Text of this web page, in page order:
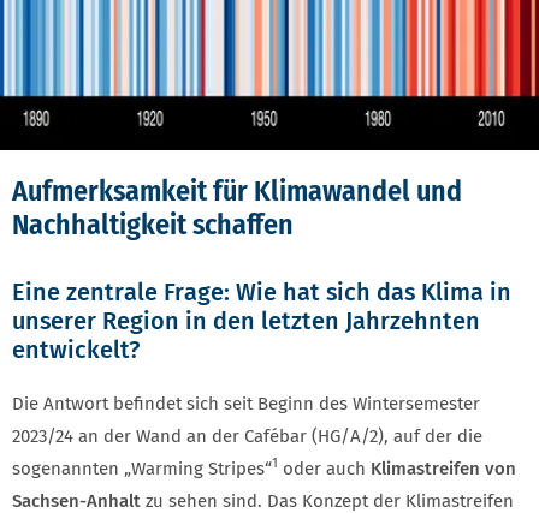
Aufmerksamkeit für Klimawandel und
Nachhaltigkeit schaffen
Eine zentrale Frage: Wie hat sich das Klima in
unserer Region in den letzten Jahrzehnten
entwickelt?
Die Antwort befindet sich seit Beginn des Wintersemester
2023/24 an der Wand an der Cafébar (HG/A/2), auf der die
sogenannten „Warming Stripes“1 oder auch Klimastreifen von
Sachsen-Anhalt zu sehen sind. Das Konzept der Klimastreifen